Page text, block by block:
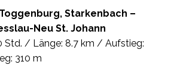
Starkenbach –
Neu St. Johann
Std. / Länge: 8.7 km / Aufstieg:
310 m